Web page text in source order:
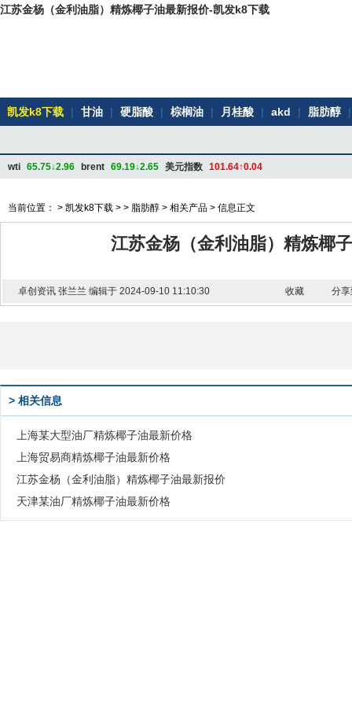
江苏金杨（金利油脂）精炼椰子油最新报价-凯发k8下载
凯发k8下载 | 甘油 | 硬脂酸 | 棕榈油 | 月桂酸 | akd | 脂肪醇 |
wti 65.75↓2.96 brent 69.19↓2.65 美元指数 101.64↑0.04
当前位置： > 凯发k8下载 > > 脂肪醇 > 相关产品 > 信息正文
江苏金杨（金利油脂）精炼椰
卓创资讯 张兰兰 编辑于 2024-09-10 11:10:30 分
收藏
> 相关信息
上海某大型油厂精炼椰子油最新价格
上海贸易商精炼椰子油最新价格
江苏金杨（金利油脂）精炼椰子油最新报价
天津某油厂精炼椰子油最新价格